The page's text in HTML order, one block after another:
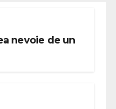
nevoie de un